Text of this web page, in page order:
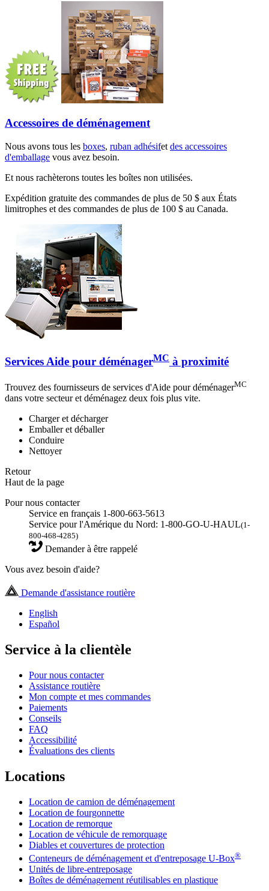
Accessoires de déménagement
Nous avons tous les boxes, ruban adhésifet des accessoires
d'emballage vous avez besoin.
Et nous rachèterons toutes les boîtes non utilisées.
Expédition gratuite des commandes de plus de 50 $ aux États
limitrophes et des commandes de plus de 100 $ au Canada.
Services Aide pour déménagerMC à proximité
Trouvez des fournisseurs de services d'Aide pour déménagerMC
dans votre secteur et déménagez deux fois plus vite.
Charger et décharger
Emballer et déballer
Conduire
Nettoyer
Retour
Haut de la page
Pour nous contacter
Service en français 1-800-663-5613
Service pour l'Amérique du Nord: 1-800-GO-U-HAUL(1-
800-468-4285)
Demander à être rappelé
Vous avez besoin d'aide?
Demande d'assistance routière
English
Español
Service à la clientèle
Pour nous contacter
Assistance routière
Mon compte et mes commandes
Paiements
Conseils
FAQ
Accessibilité
Évaluations des clients
Locations
Location de camion de déménagement
Location de fourgonnette
Location de remorque
Location de véhicule de remorquage
Diables et couvertures de protection
Conteneurs de déménagement et d'entreposage U-Box®
Unités de libre-entreposage
Boîtes de déménagement réutilisables en plastique